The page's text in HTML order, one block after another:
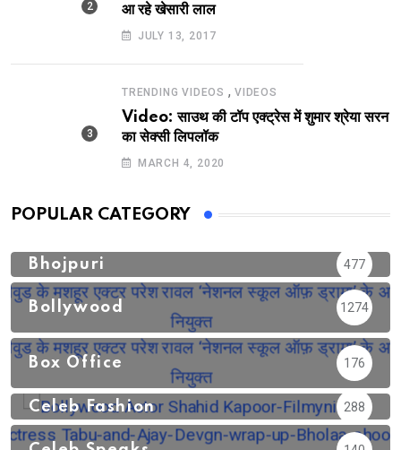
आ रहे खेसारी लाल
JULY 13, 2017
TRENDING VIDEOS , VIDEOS
Video: साउथ की टॉप एक्ट्रेस में शुमार श्रेया सरन
का सेक्सी लिपलॉक
MARCH 4, 2020
POPULAR CATEGORY
Bhojpuri 477
Bollywood 1274
Box Office 176
Celeb Fashion 288